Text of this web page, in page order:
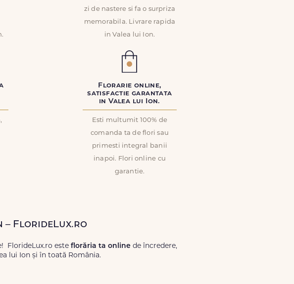
zi de nastere si fa o surpriza
memorabila. Livrare rapida
in Valea lui Ion.
Florarie online,
satisfactie garantata
in Valea lui Ion.
Esti multumit 100% de
comanda ta de flori sau
primesti integral banii
inapoi. Flori online cu
garantie.
– FlorideLux.ro
FlorideLux.ro este florăria ta online de încredere,
lui Ion și în toată România.